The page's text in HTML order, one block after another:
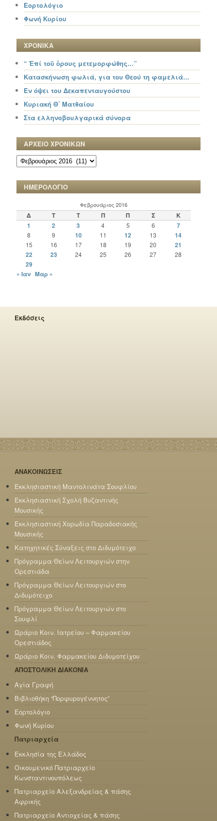
Εορτολόγιο
Φωνή Κυρίου
ΧΡΟΝΙΚΑ
“ Ἐπί τοῦ ὄρους μετεμορφώθης…”
Κατασκήνωση φωλιά, για του Θεού τη φαμελιά…
Εν όψει του Δεκαπενταυγούστου
Κυριακή Θ΄ Ματθαίου
Στα ελληνοβουλγαρικά σύνορα
ΑΡΧΕΙΟ ΧΡΟΝΙΚΩΝ
ΑΡΧΕΙΟ
ΧΡΟΝΙΚΩΝ
ΗΜΕΡΟΛΟΓΙΟ
Φεβρουάριος 2016
Δ Τ Τ Π Π Σ
Κ
1
2 3 4 5 6 7
8 9 10 11 12 13 14
15 16 17 18 19 20
21
22
23 24 25 26 27 28
29
« Ιαν Μαρ »
Εκδόσεις
ΑΝΑΚΟΙΝΩΣΕΙΣ
Εκκλησιαστική Μαντολινάτα Σουφλίου
Εκκλησιαστική Σχολή Βυζαντινής
Μουσικής
Εκκλησιαστική Χορωδία Παραδοσιακής
Μουσικής
Κατηχητικές Σύναξεις στο Διδυμότειχο
Πρόγραμμα Θείων Λειτουργιών στην
Ορεστιάδα
Πρόγραμμα Θείων Λειτουργιών στο
Διδυμότειχο
Πρόγραμμα Θείων Λειτουργιών στο
Σουφλί
Ωράριο Κοιν. Ιατρείου – Φαρμακείου
Ορεστιάδος
Ωράριο Κοιν. Φαρμακείου Διδυμοτείχου
ΑΠΟΣΤΟΛΙΚΗ ΔΙΑΚΟΝΙΑ
Αγία Γραφή
Βιβλιοθήκη “Πορφυρογέννητος”
Εορτολόγιο
Φωνή Κυρίου
Πατριαρχεία
Εκκλησία της Ελλάδος
Οικουμενικό Πατριαρχείο
Κωνσταντινουπόλεως
Πατριαρχείο Αλεξανδρείας & πάσης
Αφρικής
Πατριαρχείο Αντιοχείας & πάσης